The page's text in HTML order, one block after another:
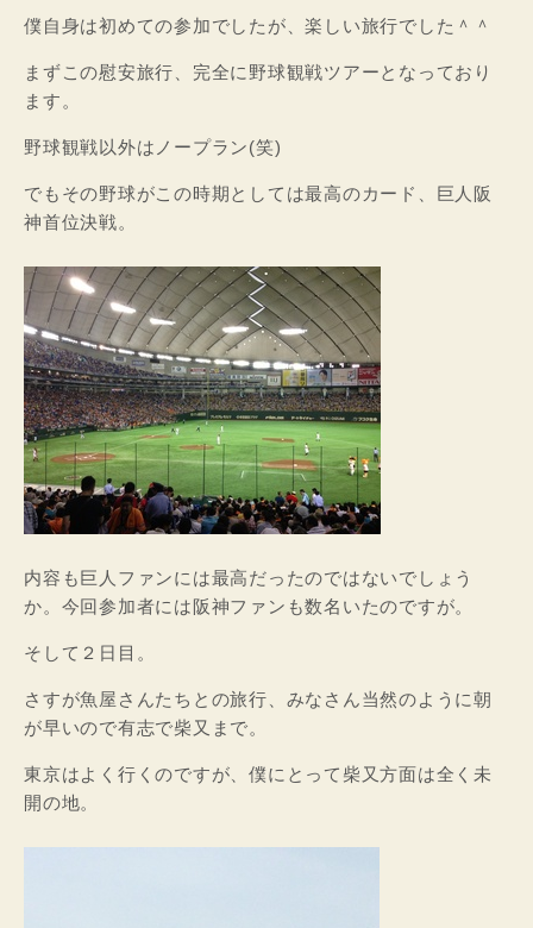
僕自身は初めての参加でしたが、楽しい旅行でした＾＾
まずこの慰安旅行、完全に野球観戦ツアーとなっており
ます。
野球観戦以外はノープラン(笑)
でもその野球がこの時期としては最高のカード、巨人阪
神首位決戦。
内容も巨人ファンには最高だったのではないでしょう
か。今回参加者には阪神ファンも数名いたのですが。
そして２日目。
さすが魚屋さんたちとの旅行、みなさん当然のように朝
が早いので有志で柴又まで。
東京はよく行くのですが、僕にとって柴又方面は全く未
開の地。